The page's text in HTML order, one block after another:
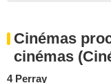
Cinémas
cinémas
4 Perray